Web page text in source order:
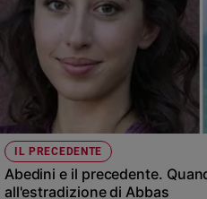
educazione
Genitori
Nonni
Coppia
Scuola
IL PRECEDENTE
Abedini e il precedente.
all'estradizione di Abbas